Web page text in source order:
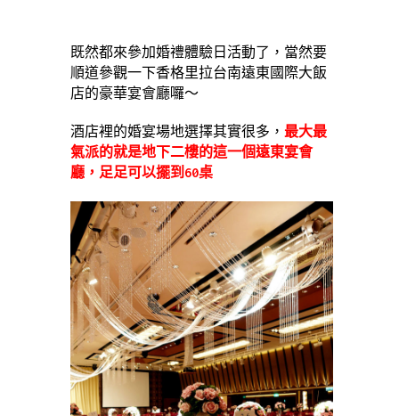
既然都來參加婚禮體驗日活動了，當然要
順道參觀一下香格里拉台南遠東國際大飯
店的豪華宴會廳囉～
酒店裡的婚宴場地選擇其實很多， 最大最
氣派的就是地下二樓的這一個遠東宴會
廳，足足可以擺到60桌